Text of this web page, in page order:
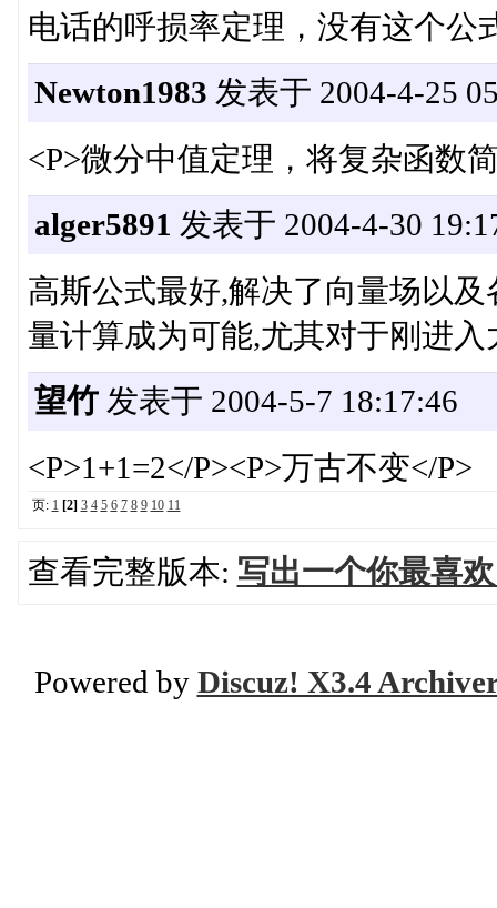
电话的呼损率定理，没有这个公
Newton1983 发表于 2004-4-25
<P>微分中值定理，将复杂函数
alger5891 发表于 2004-4-30
高斯公式最好,解决了向量场以
量计算成为可能,尤其对于刚进
望竹发表于 2004-5-7 18:17:46
<P>1+1=2</P><P>万古不变</P>
页: 1 [2] 3 4 5 6 7 8 9 10 11
查看完整版本: 写出一个你最喜
Powered by Discuz! X3.4